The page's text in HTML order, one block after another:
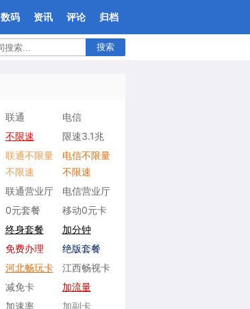
数码 资讯 评论 归档
搜索
联通
电信
不限速
限速3.1兆
联通不限量
不限速
电信不限量
不限速
联通营业厅
电信营业厅
0元套餐
移动0元卡
终身套餐
加分钟
免费办理
绝版套餐
河北畅玩卡
江西畅视卡
减免卡
加流量
加速率 加副卡